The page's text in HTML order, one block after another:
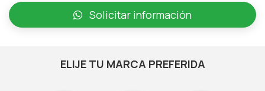
Solicitar información
ELIJE TU MARCA PREFERIDA